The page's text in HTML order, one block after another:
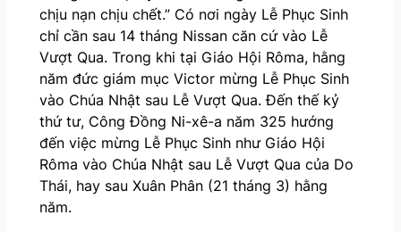
chịu nạn chịu chết.” Có nơi ngày Lễ Phục Sinh
chỉ cần sau 14 tháng Nissan căn cứ vào Lễ
Vượt Qua. Trong khi tại Giáo Hội Rôma, hằng
năm đức giám mục Victor mừng Lễ Phục Sinh
vào Chúa Nhật sau Lễ Vượt Qua. Đến thế kỷ
thứ tư, Công Đồng Ni-xê-a năm 325 hướng
đến việc mừng Lễ Phục Sinh như Giáo Hội
Rôma vào Chúa Nhật sau Lễ Vượt Qua của Do
Thái, hay sau Xuân Phân (21 tháng 3) hằng
năm.